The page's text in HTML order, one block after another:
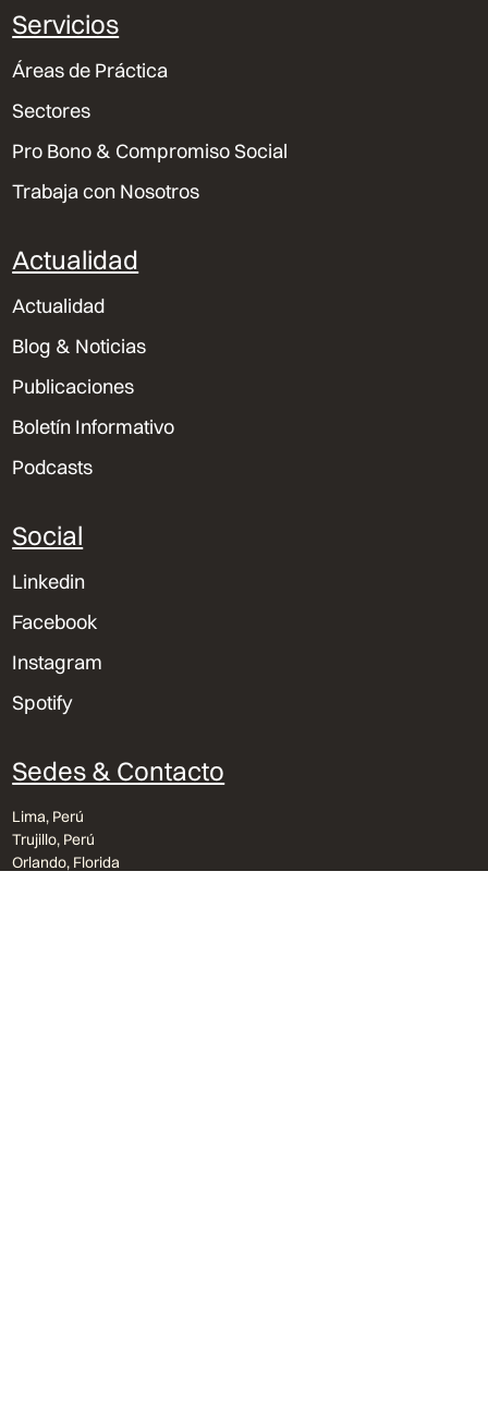
Servicios
Áreas de Práctica
Sectores
Pro Bono & Compromiso Social
Trabaja con Nosotros
Actualidad
Actualidad
Blog & Noticias
Publicaciones
Boletín Informativo
Podcasts
Social
Linkedin
Facebook
Instagram
Spotify
Sedes & Contacto
Lima, Perú
Trujillo, Perú
Orlando, Florida